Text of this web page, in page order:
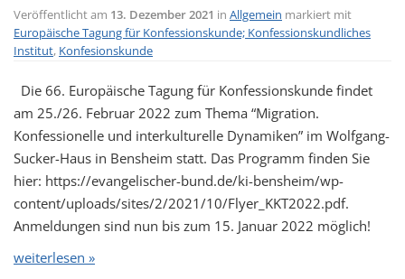
Veröffentlicht am 13. Dezember 2021 in Allgemein markiert mit
Europäische Tagung für Konfessionskunde; Konfessionskundliches
Institut, Konfesionskunde
Die 66. Europäische Tagung für Konfessionskunde findet
am 25./26. Februar 2022 zum Thema “Migration.
Konfessionelle und interkulturelle Dynamiken” im Wolfgang-
Sucker-Haus in Bensheim statt. Das Programm finden Sie
hier: https://evangelischer-bund.de/ki-bensheim/wp-
content/uploads/sites/2/2021/10/Flyer_KKT2022.pdf.
Anmeldungen sind nun bis zum 15. Januar 2022 möglich!
weiterlesen »